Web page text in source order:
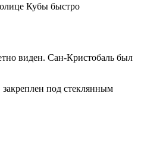
Кубы быстро
виден. Сан-Кристобаль был
под стеклянным